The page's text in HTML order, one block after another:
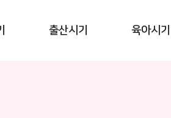
출산시기 육아시기